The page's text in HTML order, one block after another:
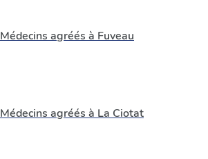
Médecins agréés à Fuveau
Médecins agréés à La Ciotat